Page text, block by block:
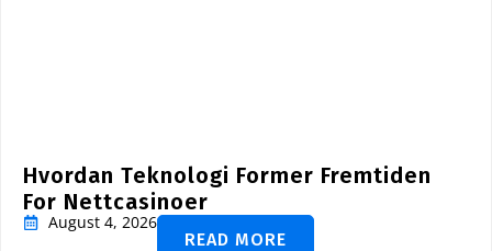
Hvordan Teknologi Former Fremtiden
For Nettcasinoer
August 4, 2026
READ MORE